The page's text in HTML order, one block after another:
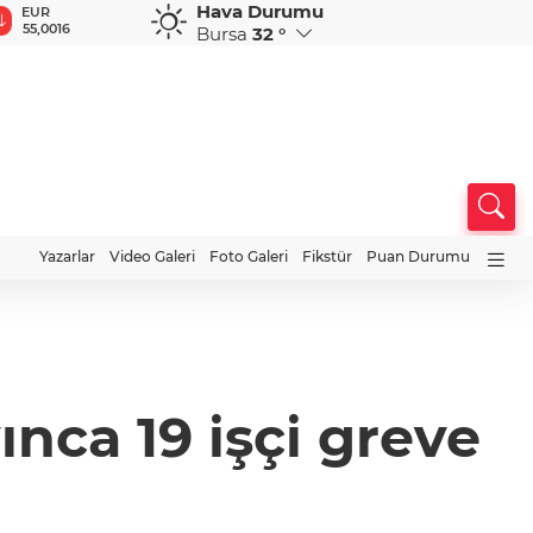
GBP
64,1932
CHF
58,7659
CAD
34,0085
Hava Durumu
Bursa 32 °
Yazarlar Video Galeri Foto Galeri Fikstür Puan Durumu
19 işçi greve